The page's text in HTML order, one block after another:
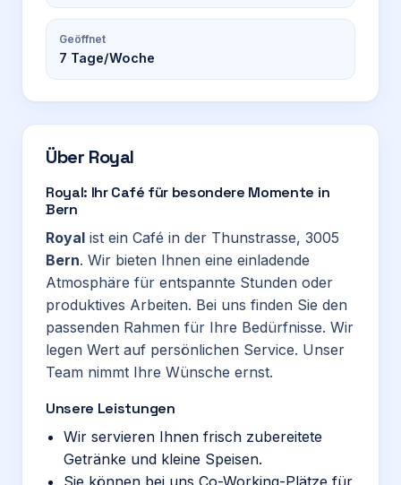
Geöffnet
7 Tage/Woche
Über Royal
Royal: Ihr Café für besondere Momente in
Bern
Royal ist ein Café in der Thunstrasse, 3005
Bern. Wir bieten Ihnen eine einladende
Atmosphäre für entspannte Stunden oder
produktives Arbeiten. Bei uns finden Sie den
passenden Rahmen für Ihre Bedürfnisse. Wir
legen Wert auf persönlichen Service. Unser
Team nimmt Ihre Wünsche ernst.
Unsere Leistungen
Wir servieren Ihnen frisch zubereitete
Getränke und kleine Speisen.
Sie können bei uns Co-Working-Plätze für